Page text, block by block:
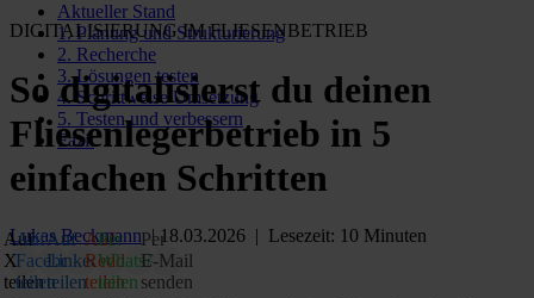
Aktueller Stand
1. Planung und Strukturierung
2. Recherche
3. Lösungen testen
4. Schrittweise Umsetzung
5. Testen und verbessern
Fazit
DIGITALISIERUNG IM FLIESENBETRIEB
So digitalisierst du deinen
Fliesenlegerbetrieb in 5
einfachen Schritten
Lukas Beckmann | 18.03.2026 | Lesezeit: 10 Minuten
Auf
X
teilen
Auf
Facebook
teilen
Auf
LinkedIn
teilen
Auf
Reddit
teilen
Per
WhatsApp
teilen
Per
E‑Mail
senden